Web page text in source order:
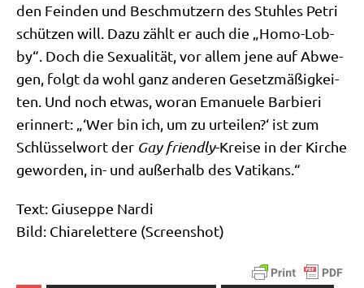
den Fein­den und Beschmut­zern des Stuh­les Petri
schüt­zen will. Dazu zählt er auch die „Homo-Lob­
by“. Doch die Sexua­li­tät, vor allem jene auf Abwe­
gen, folgt da wohl ganz ande­ren Gesetz­mä­ßig­kei­
ten. Und noch etwas, wor­an Ema­nue­le Bar­bie­ri
erin­nert: „‘Wer bin ich, um zu urtei­len?‘ ist zum
Schlüs­sel­wort der Gay fri­end­ly-Krei­se in der Kir­che
gewor­den, in- und außer­halb des Vatikans.“
Text: Giu­sep­pe Nardi
Bild: Chia­re­let­te­re (Screen­shot)